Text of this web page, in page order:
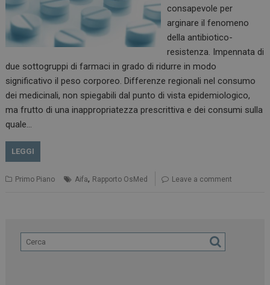
consapevole per
arginare il fenomeno
della antibiotico-
resistenza. Impennata di
due sottogruppi di farmaci in grado di ridurre in modo
significativo il peso corporeo. Differenze regionali nel consumo
dei medicinali, non spiegabili dal punto di vista epidemiologico,
ma frutto di una inappropriatezza prescrittiva e dei consumi sulla
quale…
LEGGI
Primo Piano Aifa, Rapporto OsMed Leave a comment